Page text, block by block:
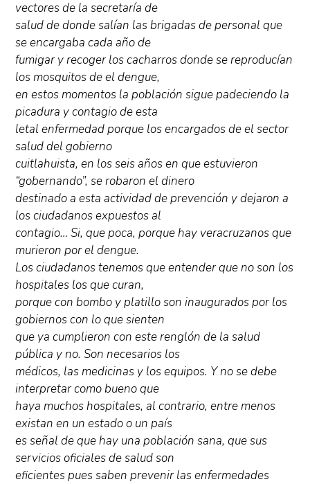
vectores de la secretaría de
salud de donde salían las brigadas de personal que
se encargaba cada año de
fumigar y recoger los cacharros donde se reproducían
los mosquitos de el dengue,
en estos momentos la población sigue padeciendo la
picadura y contagio de esta
letal enfermedad porque los encargados de el sector
salud del gobierno
cuitlahuista, en los seis años en que estuvieron
“gobernando”, se robaron el dinero
destinado a esta actividad de prevención y dejaron a
los ciudadanos expuestos al
contagio… Si, que poca, porque hay veracruzanos que
murieron por el dengue.
Los ciudadanos tenemos que entender que no son los
hospitales los que curan,
porque con bombo y platillo son inaugurados por los
gobiernos con lo que sienten
que ya cumplieron con este renglón de la salud
pública y no. Son necesarios los
médicos, las medicinas y los equipos. Y no se debe
interpretar como bueno que
haya muchos hospitales, al contrario, entre menos
existan en un estado o un país
es señal de que hay una población sana, que sus
servicios oficiales de salud son
eficientes pues saben prevenir las enfermedades